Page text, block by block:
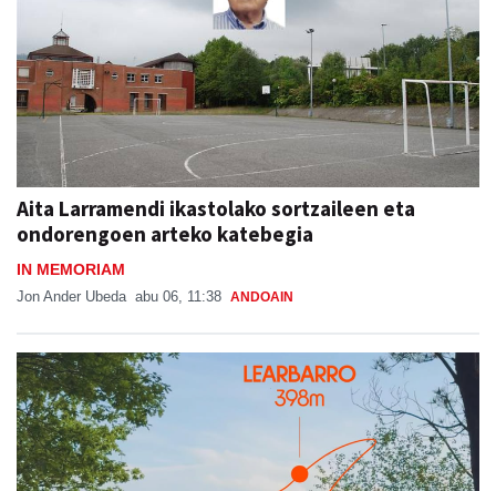
Aita Larramendi ikastolako sortzaileen eta
ondorengoen arteko katebegia
IN MEMORIAM
Jon Ander Ubeda abu 06, 11:38 ANDOAIN